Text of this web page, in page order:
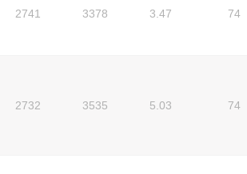
2741 3378 3.47 74
2732 3535 5.03 74